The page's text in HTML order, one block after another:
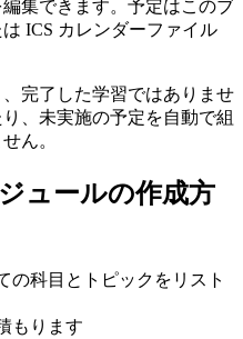
集できます。予定はこのブ
ICS カレンダーファイル
完了した学習ではありませ
、未実施の予定を自動で組
ん。
ュールの作成方
の科目とトピックをリスト
もります